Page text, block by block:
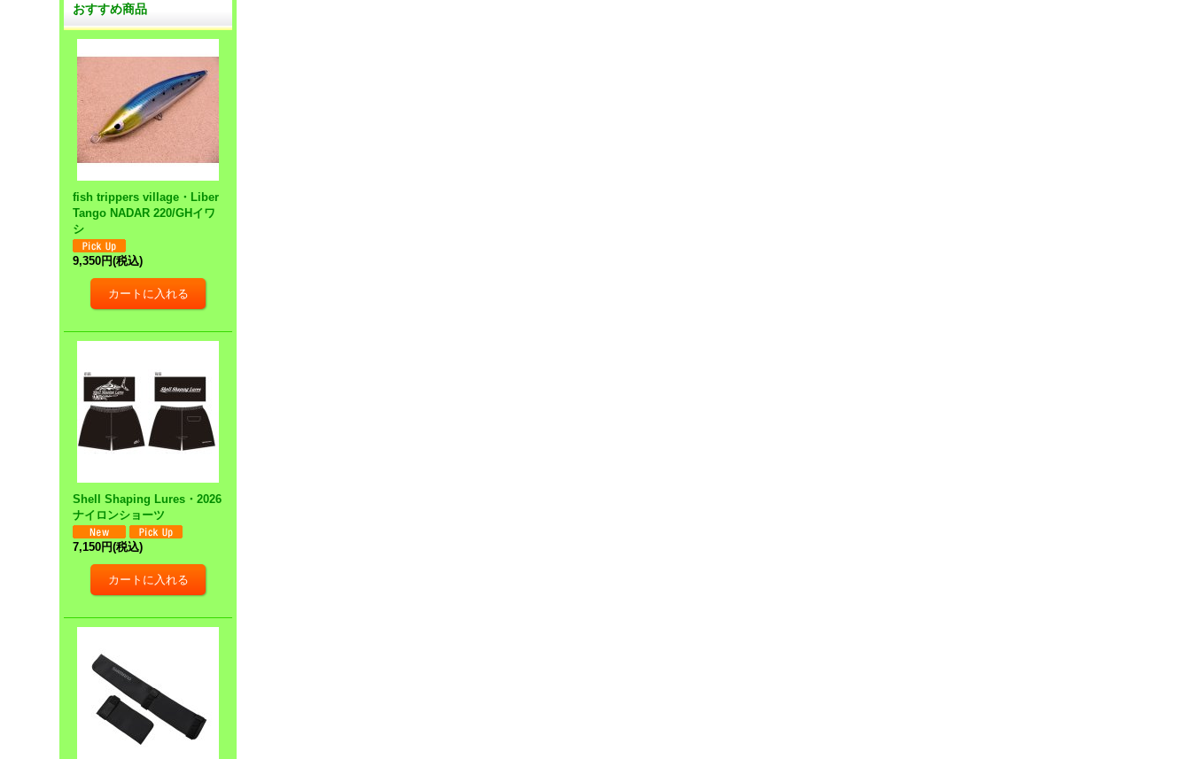
おすすめ商品
fish trippers village・Liber
Tango NADAR 220/GHイワ
シ
9,350円(税込)
Shell Shaping Lures・2026
ナイロンショーツ
7,150円(税込)